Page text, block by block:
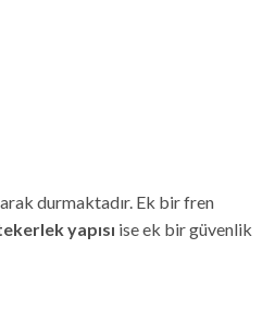
durmaktadır. Ek bir fren
yapısı ise ek bir güvenlik